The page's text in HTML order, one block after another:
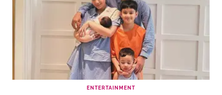
ENTERTAINMENT